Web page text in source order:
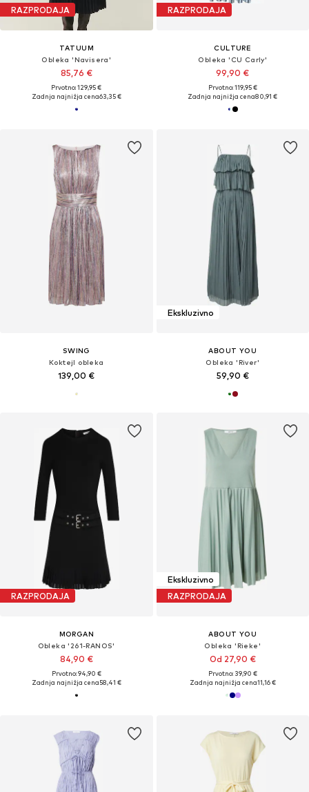
RAZPRODAJA
TATUUM
Obleka 'Navisera'
85,76 €
Prvotno: 129,95 €
Zadnja najnižja cena63,35 €
RAZPRODAJA
CULTURE
Obleka 'CU Carly'
99,90 €
Prvotno: 119,95 €
Zadnja najnižja cena80,91 €
SWING
Koktejl obleka
139,00 €
Ekskluzivno
ABOUT YOU
Obleka 'River'
59,90 €
RAZPRODAJA
MORGAN
Obleka '261-RANOS'
84,90 €
Prvotno: 94,90 €
Zadnja najnižja cena58,41 €
Ekskluzivno
RAZPRODAJA
ABOUT YOU
Obleka 'Rieke'
Od 27,90 €
Prvotno: 39,90 €
Zadnja najnižja cena11,16 €